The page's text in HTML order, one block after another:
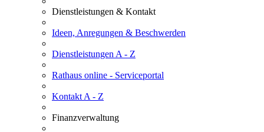
Dienstleistungen & Kontakt
Ideen, Anregungen & Beschwerden
Dienstleistungen A - Z
Rathaus online - Serviceportal
Kontakt A - Z
Finanzverwaltung